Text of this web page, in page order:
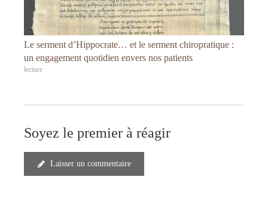
Le serment d’Hippocrate… et le serment chiropratique :
un engagement quotidien envers nos patients
lecture
Soyez le premier à réagir
Laisser un commentaire